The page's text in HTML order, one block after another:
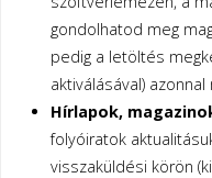
gondolhatod meg
pedig a letöltés
aktiválásával)
Hírlapok,
folyóiratok
visszaküldési körön